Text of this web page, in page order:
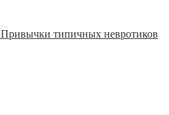
Привычки типичных невротиков